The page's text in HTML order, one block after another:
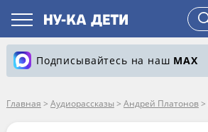
Подписывайтесь на наш MAX
Главная > Аудиорассказы > Андрей Платонов>